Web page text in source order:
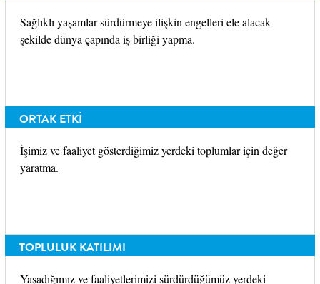
Sağlıklı yaşamlar sürdürmeye ilişkin engelleri ele alacak
şekilde dünya çapında iş birliği yapma.
ORTAK ETKİ
İşimiz ve faaliyet gösterdiğimiz yerdeki toplumlar için değer
yaratma.
TOPLULUK KATILIMI
Yaşadığımız ve faaliyetlerimizi sürdürdüğümüz yerdeki